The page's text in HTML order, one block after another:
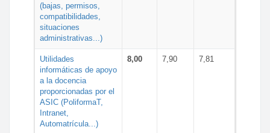
(bajas, permisos,
compatibilidades,
situaciones
administrativas...)
Utilidades
informáticas de apoyo
a la docencia
proporcionadas por el
ASIC (PoliformaT,
Intranet,
Automatrícula...)
8,00 7,90 7,81